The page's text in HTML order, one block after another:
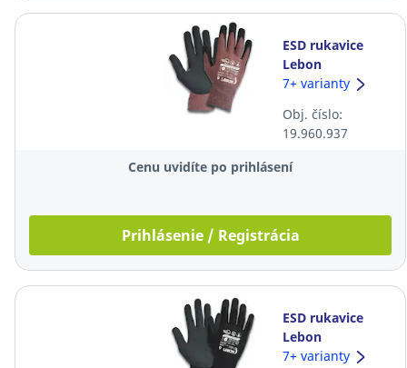
ESD rukavice
Lebon
EasyTouch®,
červené, 10
párov
7+ varianty
Obj. číslo:
19.960.937
Cenu uvidíte po prihlásení
Prihlásenie / Registrácia
ESD rukavice
Lebon
FlexiTouch®,
7+ varianty